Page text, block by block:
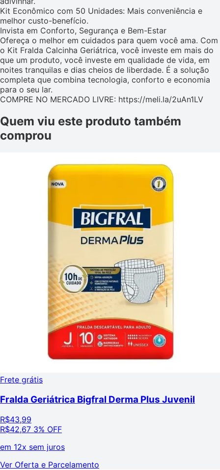
Kit Econômico com 50 Unidades: Mais conveniência e
melhor custo-benefício.
Invista em Conforto, Segurança e Bem-Estar
Ofereça o melhor em cuidados para quem você ama. Com
o Kit Fralda Calcinha Geriátrica, você investe em mais do
que um produto, você investe em qualidade de vida, em
noites tranquilas e dias cheios de liberdade. É a solução
completa que combina tecnologia, conforto e economia
para o seu lar.
COMPRE NO MERCADO LIVRE: https://meli.la/2uAn1LV
Quem viu este produto também
comprou
Frete grátis
Fralda Geriátrica Bigfral Derma Plus Juvenil
R$43,99
R$42,67 3% OFF
em 12x sem juros
Ver Oferta e Parcelamento